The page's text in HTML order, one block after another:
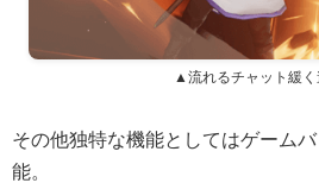
▲流れるチャット緩く
その他独特な機能としてはゲーム
能。